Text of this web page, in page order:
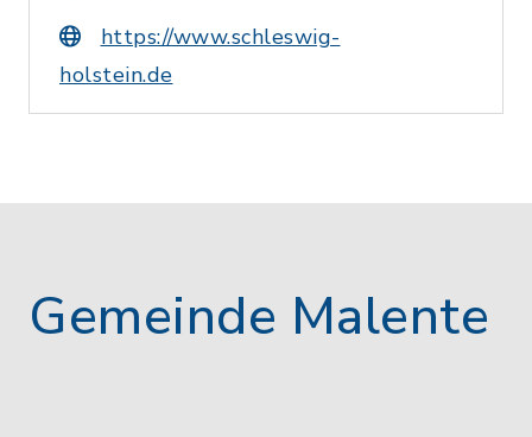
https://www.schleswig-
holstein.de
Gemeinde Malente